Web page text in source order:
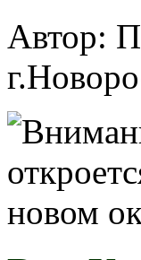
Автор: